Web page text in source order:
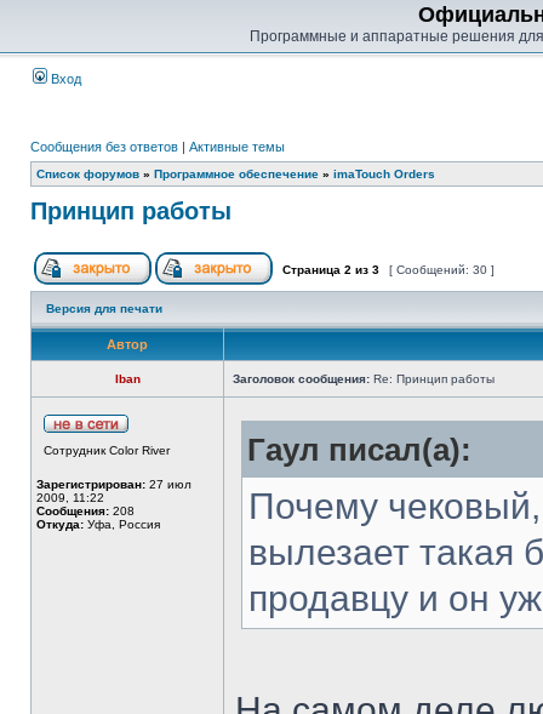
Программные и аппаратные решения
Вход
Сообщения без ответов | Активные темы
Список форумов » Программное обеспечение » imaTouch Orders
Принцип работы
Страница 2 из 3 [ Сообщений: 30 ]
Версия для печати
Автор
Iban Заголовок сообщения: Re: Принцип работы
Сотрудник Color River
Зарегистрирован: 27 июл
2009, 11:22
Сообщения: 208
Откуда: Уфа, Россия
Гаул писал(а):
Почему
вылезает такая
продавцу и он